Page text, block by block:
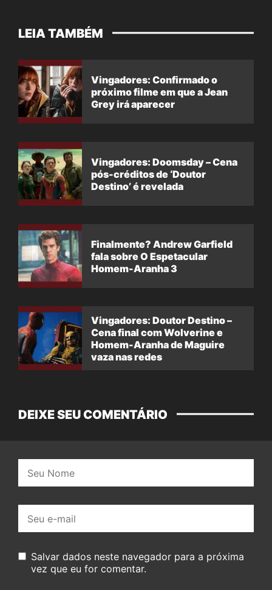
LEIA TAMBÉM
Vingadores: Confirmado o
próximo filme em que a Jean
Grey irá aparecer
Vingadores: Doomsday – Cena
pós-créditos de ‘Doutor
Destino’ é revelada
Finalmente? Andrew Garfield
fala sobre O Espetacular
Homem-Aranha 3
Vingadores: Doutor Destino –
Cena final com Wolverine e
Homem-Aranha de Maguire
vaza nas redes
DEIXE SEU COMENTÁRIO
mail:
Salvar dados neste navegador para a próxima
vez que eu for comentar.